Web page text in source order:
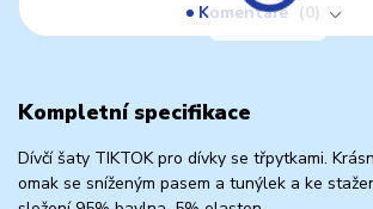
Komentáře
0
Kompletní specifikace
Dívčí šaty TIKTOK pro dívky se třpytkami.
omak se sníženým pasem a tunýlek a ke